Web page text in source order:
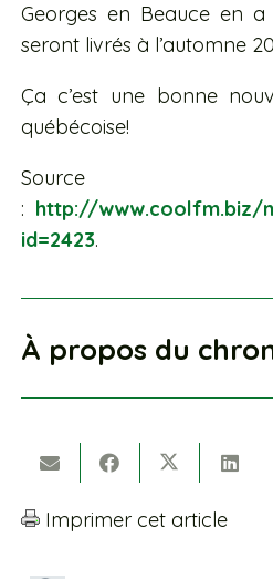
Georges en Beauce en
seront livrés à l’automne
Ça c’est une bonne
québécoise!
Source
: http://www.coolfm.biz/
id=2423.
À propos du
Imprimer cet article